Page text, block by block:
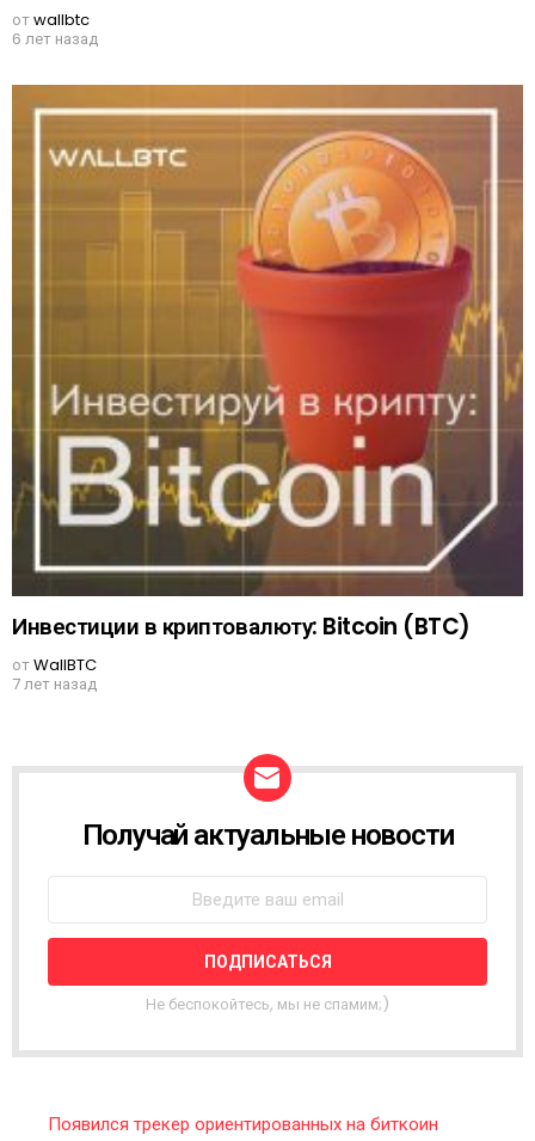
отwallbtc
6 лет назад
Инвестиции в криптовалюту: Bitcoin (BTC)
отWallBTC
7 лет назад
W
L
E
T
R
Получай актуальные новости
Не беспокойтесь, мы не спамим;)
Появился трекер ориентированных на биткоин